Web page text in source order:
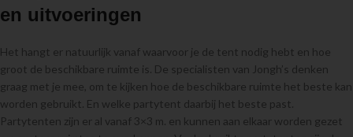
en uitvoeringen
Het hangt er natuurlijk vanaf waarvoor je de tent nodig hebt en hoe
groot de beschikbare ruimte is. De specialisten van Jongh’s denken
graag met je mee, om te kijken hoe de beschikbare ruimte het beste kan
worden gebruikt. En welke partytent daarbij het beste past.
Partytenten zijn er al vanaf 3×3 m. en kunnen aan elkaar worden gezet